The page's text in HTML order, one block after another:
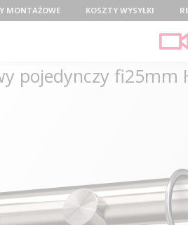
MONTAŻOWE KOSZTY WYSYŁKI
pojedynczy fi25mm